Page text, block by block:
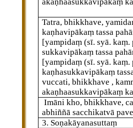
Tatra, bhikkhave,
kaṇhavipākaṃ tassa
[yampidaṃ (sī. syā. kaṃ.
sukkavipākaṃ tassa
[yampidaṃ (sī. syā. kaṃ.
kaṇhasukkavipākaṃ
vuccati, bhikkhave ,
akaṇhaasukkavipākaṃ
Imāni kho, bhikkhave,
abhiññā sacchikatvā
3. Soṇakāyanasuttaṃ